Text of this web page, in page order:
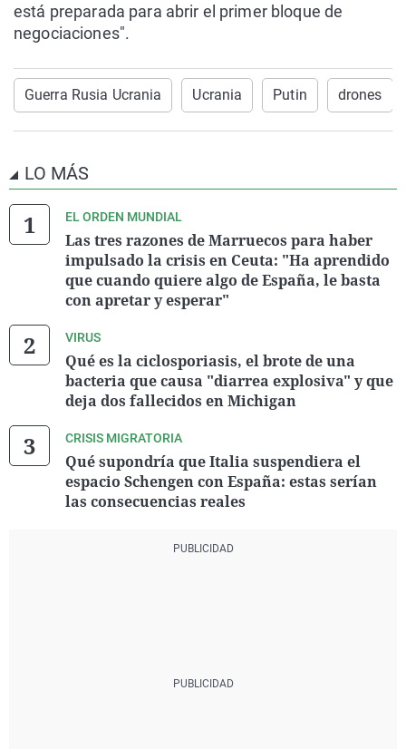
está preparada para abrir el primer bloque de
negociaciones".
Guerra Rusia Ucrania Ucrania Putin drones
LO MÁS
EL ORDEN MUNDIAL
Las tres razones de Marruecos para haber
impulsado la crisis en Ceuta: "Ha aprendido
que cuando quiere algo de España, le basta
con apretar y esperar"
VIRUS
Qué es la ciclosporiasis, el brote de una
bacteria que causa "diarrea explosiva" y que
deja dos fallecidos en Michigan
CRISIS MIGRATORIA
Qué supondría que Italia suspendiera el
espacio Schengen con España: estas serían
las consecuencias reales